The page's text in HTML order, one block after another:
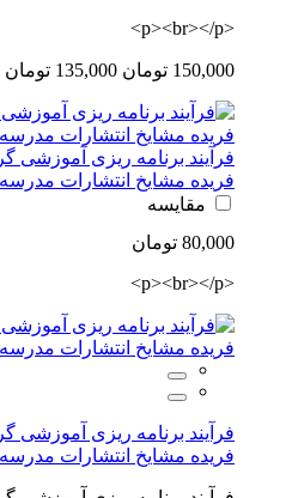
<p><br></p>
150,000 تومان 135,000 تومان
فرآیند برنامه ریزی آموزشی
فریده مشایخ انتشارات مدرسه
مقایسه
80,000 تومان
<p><br></p>
فرآیند برنامه ریزی آموزشی
فریده مشایخ انتشارات مدرسه